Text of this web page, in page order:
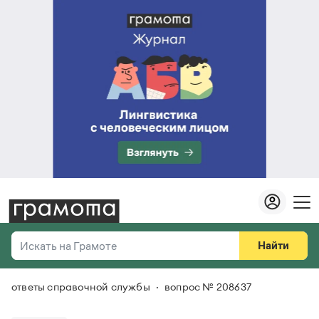
Искать на Грамоте
Справочная служба
Найти
Везде
ответы справочной службы вопрос № 208637